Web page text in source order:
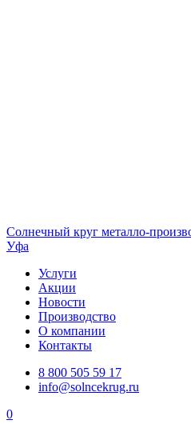
Солнечный круг металло-
Уфа
Услуги
Акции
Новости
Производство
О компании
Контакты
8 800 505 59 17
info@solncekrug.ru
0